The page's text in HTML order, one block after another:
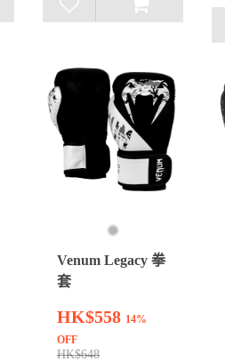
Venum Legacy 拳
套
HK$558 14%
OFF
HK$648